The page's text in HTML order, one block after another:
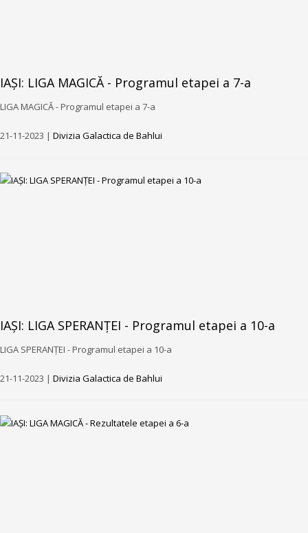
IAȘI: LIGA MAGICĂ - Programul etapei a 7-a
LIGA MAGICĂ - Programul etapei a 7-a
21-11-2023 | Divizia Galactica de Bahlui
IAȘI: LIGA SPERANȚEI - Programul etapei a 10-a
LIGA SPERANȚEI - Programul etapei a 10-a
21-11-2023 | Divizia Galactica de Bahlui